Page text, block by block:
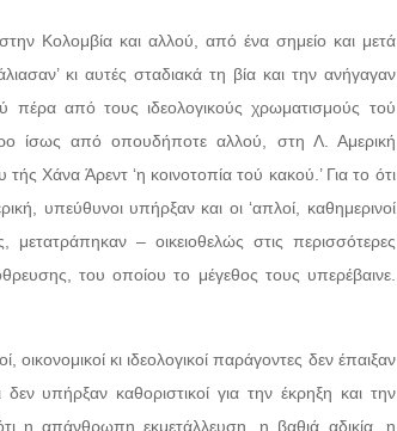
Κολομβία και αλλού, από ένα σημείο και μετά
κι αυτές σταδιακά τη βία και την ανήγαγαν
πέρα από τους ιδεολογικούς χρωματισμούς τού
ίσως από οπουδήποτε αλλού, στη Λ. Αμερική
Χάνα Άρεντ ‘η κοινοτοπία τού κακού.’ Για το ότι
υπεύθυνοι υπήρξαν και οι ‘απλοί, καθημερινοί
μετατράπηκαν – οικειοθελώς στις περισσότερες
του οποίου το μέγεθος τους υπερέβαινε.
οικονομικοί κι ιδεολογικοί παράγοντες δεν έπαιξαν
υπήρξαν καθοριστικοί για την έκρηξη και την
η απάνθρωπη εκμετάλλευση, η βαθιά αδικία, η